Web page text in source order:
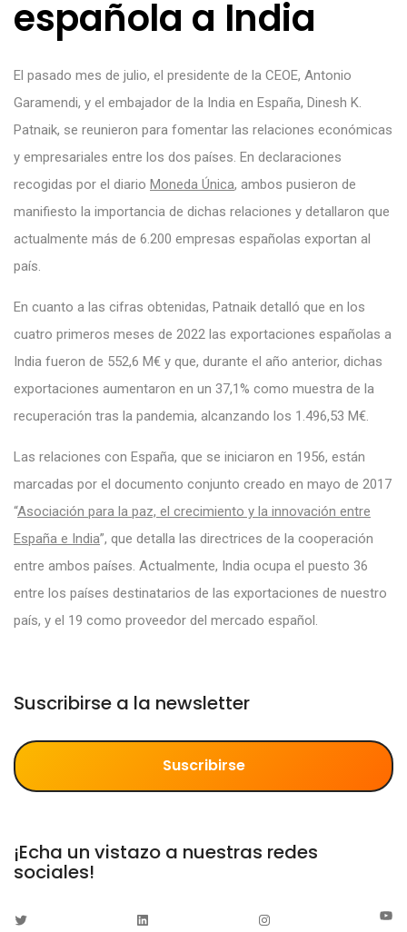
española a India
El pasado mes de julio, el presidente de la CEOE, Antonio
Garamendi, y el embajador de la India en España, Dinesh K.
Patnaik, se reunieron para fomentar las relaciones económicas
y empresariales entre los dos países. En declaraciones
recogidas por el diario Moneda Única, ambos pusieron de
manifiesto la importancia de dichas relaciones y detallaron que
actualmente más de 6.200 empresas españolas exportan al
país.
En cuanto a las cifras obtenidas, Patnaik detalló que en los
cuatro primeros meses de 2022 las exportaciones españolas a
India fueron de 552,6 M€ y que, durante el año anterior, dichas
exportaciones aumentaron en un 37,1% como muestra de la
recuperación tras la pandemia, alcanzando los 1.496,53 M€.
Las relaciones con España, que se iniciaron en 1956, están
marcadas por el documento conjunto creado en mayo de 2017
“Asociación para la paz, el crecimiento y la innovación entre
España e India”, que detalla las directrices de la cooperación
entre ambos países. Actualmente, India ocupa el puesto 36
entre los países destinatarios de las exportaciones de nuestro
país, y el 19 como proveedor del mercado español.
Suscribirse a la newsletter
Suscribirse
¡Echa un vistazo a nuestras redes
sociales!